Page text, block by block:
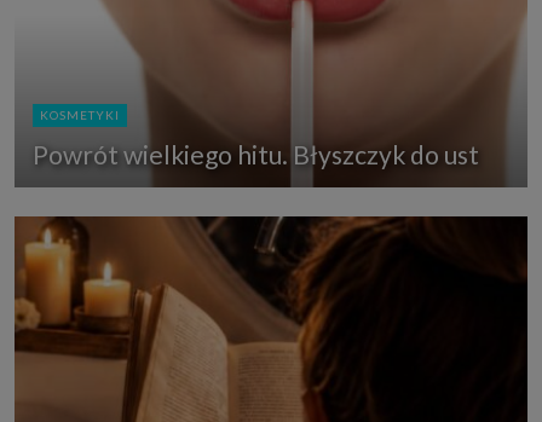
KOSMETYKI
Powrót wielkiego hitu. Błyszczyk do ust